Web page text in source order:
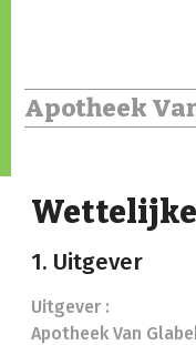
Apotheek
1. Uitgever
Uitgever :
Apotheek Van